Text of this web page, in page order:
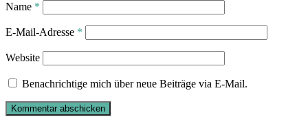
Name *
E-Mail-Adresse *
Website
Benachrichtige mich über neue Beiträge via E-Mail.